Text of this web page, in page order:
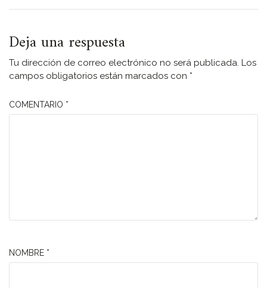
Deja una respuesta
Tu dirección de correo electrónico no será publicada. Los
campos obligatorios están marcados con *
COMENTARIO *
NOMBRE *